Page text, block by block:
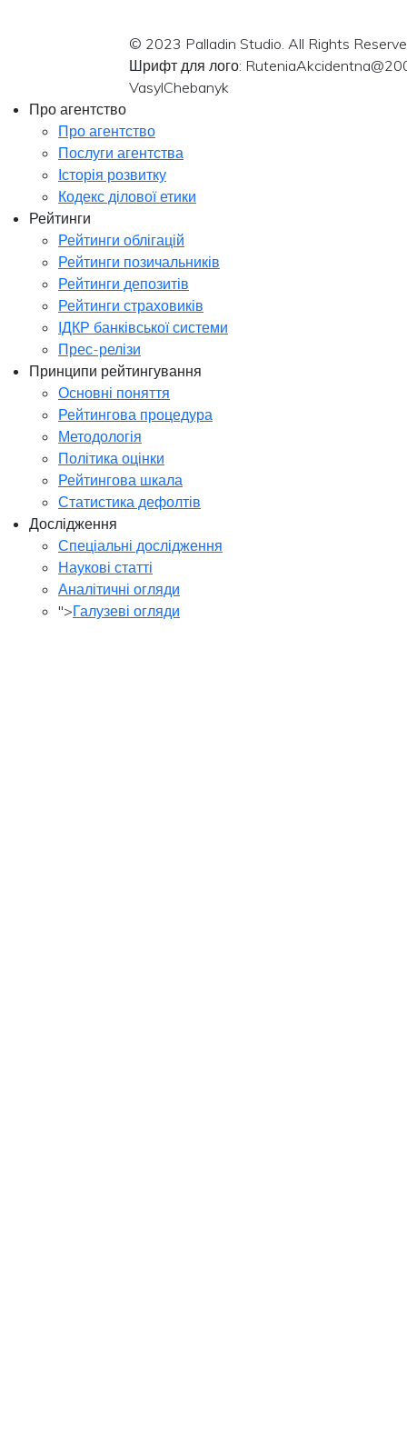
© 2023 Palladin Studio. All Rights
Шрифт для лого:
VasylChebanyk
Про агентство
Про агентство
Послуги агентства
Історія розвитку
Кодекс ділової етики
Рейтинги
Рейтинги облігацій
Рейтинги позичальників
Рейтинги депозитів
Рейтинги страховиків
ІДКР банківської системи
Прес-релізи
Принципи рейтингування
Основні поняття
Рейтингова процедура
Методологія
Політика оцінки
Рейтингова шкала
Статистика дефолтів
Дослідження
Спеціальні дослідження
Наукові статті
Аналітичні огляди
">Галузеві огляди